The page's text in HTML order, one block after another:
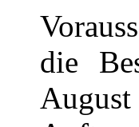
die